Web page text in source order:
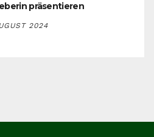
präsentieren
2024